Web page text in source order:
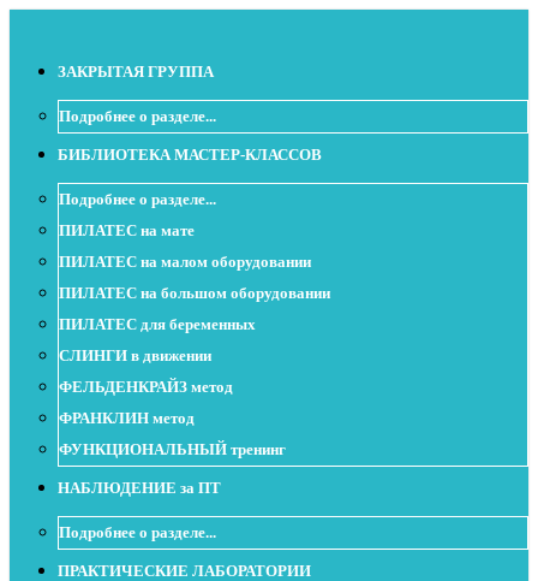
ЗАКРЫТАЯ ГРУППА
Подробнее о разделе...
БИБЛИОТЕКА МАСТЕР-КЛАССОВ
Подробнее о разделе...
ПИЛАТЕС на мате
ПИЛАТЕС на малом оборудовании
ПИЛАТЕС на большом оборудовании
ПИЛАТЕС для беременных
СЛИНГИ в движении
ФЕЛЬДЕНКРАЙЗ метод
ФРАНКЛИН метод
ФУНКЦИОНАЛЬНЫЙ тренинг
НАБЛЮДЕНИЕ за ПТ
Подробнее о разделе...
ПРАКТИЧЕСКИЕ ЛАБОРАТОРИИ